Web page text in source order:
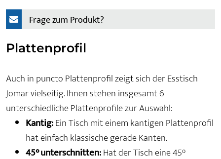
Frage zum Produkt?
Plattenprofil
Auch in puncto Plattenprofil zeigt sich der Esstisch
Jomar vielseitig. Ihnen stehen insgesamt 6
unterschiedliche Plattenprofile zur Auswahl:
Kantig:Ein Tisch mit einem kantigen Plattenprofil
hat einfach klassische gerade Kanten.
45° unterschnitten:Hat der Tisch eine 45°